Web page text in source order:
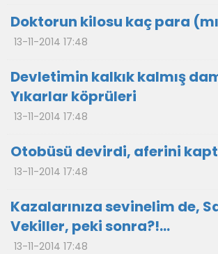
Doktorun kilosu kaç para
13-11-2014 17:48
Devletimin kalkık kalmış
Yıkarlar köprüleri
13-11-2014 17:48
Otobüsü devirdi, aferini
13-11-2014 17:48
Kazalarınıza sevinelim de,
Vekiller, peki sonra?!...
13-11-2014 17:48